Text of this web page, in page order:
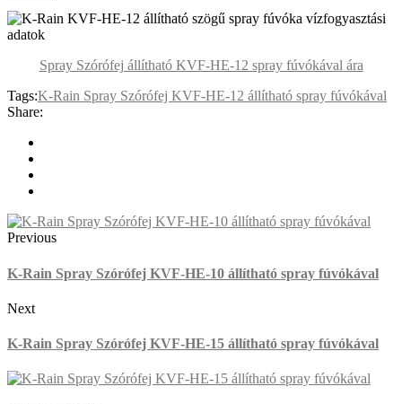
Spray Szórófej állítható KVF-HE-12 spray fúvókával ára
Tags:K-Rain Spray Szórófej KVF-HE-12 állítható spray fúvókával
Share:
Previous
K-Rain Spray Szórófej KVF-HE-10 állítható spray fúvókával
Next
K-Rain Spray Szórófej KVF-HE-15 állítható spray fúvókával